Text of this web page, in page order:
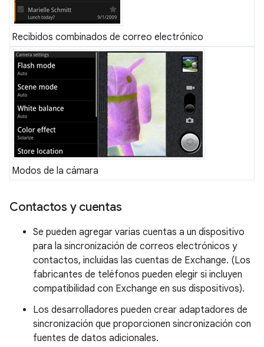
Recibidos combinados de correo electrónico
Modos de la cámara
Contactos y cuentas
Se pueden agregar varias cuentas a un dispositivo
para la sincronización de correos electrónicos y
contactos, incluidas las cuentas de Exchange. (Los
fabricantes de teléfonos pueden elegir si incluyen
compatibilidad con Exchange en sus dispositivos).
Los desarrolladores pueden crear adaptadores de
sincronización que proporcionen sincronización con
fuentes de datos adicionales.